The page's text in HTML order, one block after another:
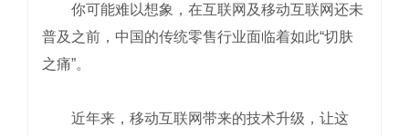
你可能难以想象，在互联网及移动互联网还未
普及之前，中国的传统零售行业面临着如此“切肤
之痛”。
近年来，移动互联网带来的技术升级，让这